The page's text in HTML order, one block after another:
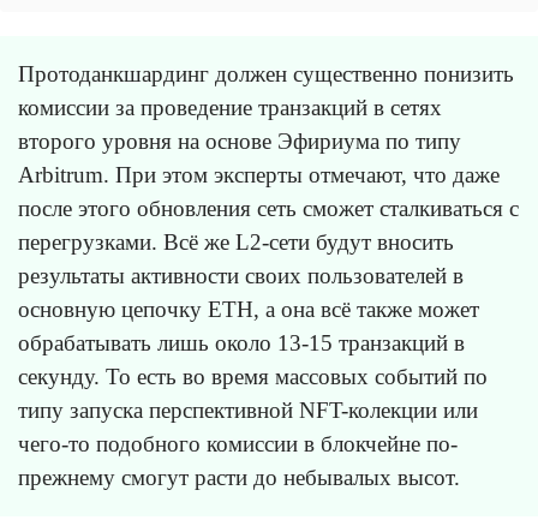
Протоданкшардинг должен существенно понизить
комиссии за проведение транзакций в сетях
второго уровня на основе Эфириума по типу
Arbitrum. При этом эксперты отмечают, что даже
после этого обновления сеть сможет сталкиваться с
перегрузками. Всё же L2-сети будут вносить
результаты активности своих пользователей в
основную цепочку ETH, а она всё также может
обрабатывать лишь около 13-15 транзакций в
секунду. То есть во время массовых событий по
типу запуска перспективной NFT-колекции или
чего-то подобного комиссии в блокчейне по-
прежнему смогут расти до небывалых высот.